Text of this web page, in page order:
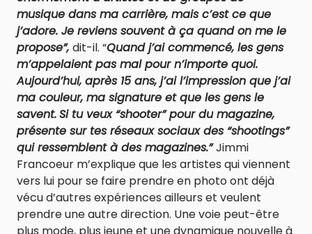
musique dans ma carrière, mais c’est ce que
j’adore. Je reviens souvent à ça quand on me le
propose”, dit-il. “Quand j’ai commencé, les gens
m’appelaient pas mal pour n’importe quoi.
Aujourd’hui, après 15 ans, j’ai l’impression que j’ai
ma couleur, ma signature et que les gens le
savent.Si tu veux “shooter” pour du magazine,
présente sur tes réseaux sociaux des “shootings”
qui ressemblent à des magazines.”Jimmi
Francoeur m’explique que les artistes qui viennent
vers lui pour se faire prendre en photo ont déjà
vécu d’autres expériences ailleurs et veulent
prendre une autre direction. Une voie peut-être